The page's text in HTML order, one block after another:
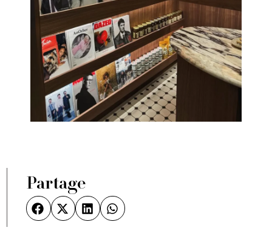
Partage